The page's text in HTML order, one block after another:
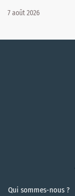
7 août 2026
Qui sommes-nous ?